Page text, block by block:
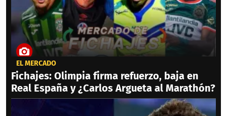
EL MERCADO
Fichajes: Olimpia firma refuerzo, baja en
Real España y ¿Carlos Argueta al Marathón?